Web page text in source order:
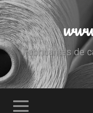
Fabricantes de